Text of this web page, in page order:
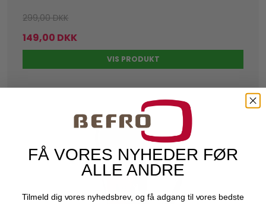
299,00 DKK
149,00 DKK
VIS PRODUKT
FÅ VORES NYHEDER FØR
ALLE ANDRE
Tilmeld dig vores nyhedsbrev, og få adgang til vores bedste